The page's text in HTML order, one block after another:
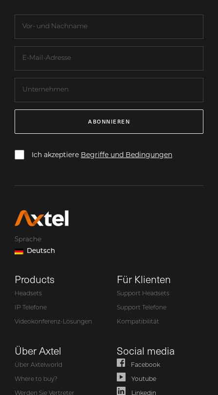
ABONNIEREN
Ich akzeptiere Begriffe und Bedingungen
Sprache
Deutsch
Products
Headsets
IP Telefone
Videokonferenz-Lösungen
Für Klienten
Support Headsets
Support Telefone
Kompatibilität
Über Axtel
Über Axtelworld
Where to buy?
Werden Sie Vertreter
Social media
Facebook
Youtube
Linkedin